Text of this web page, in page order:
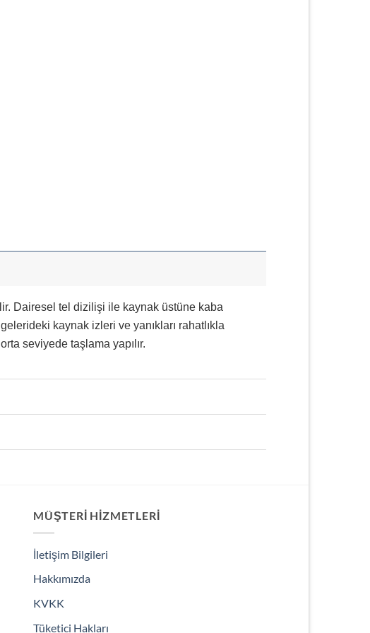
Dairesel tel dizilişi ile kaynak üstüne kaba
kaynak izleri ve yanıkları rahatlıkla
seviyede taşlama yapılır.
MÜŞTERI HIZMETLERI
İletişim Bilgileri
Hakkımızda
KVKK
Tüketici Hakları